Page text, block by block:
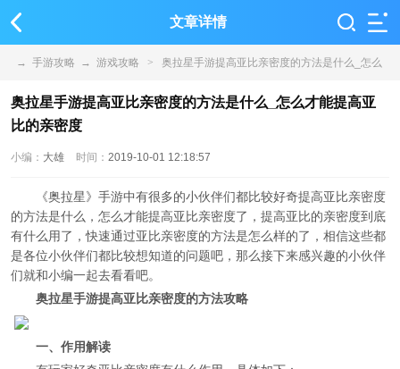
文章详情
→ 手游攻略 → 游戏攻略 > 奥拉星手游提高亚比亲密度的方法是什么_怎么
才能提高亚比的亲密度
奥拉星手游提高亚比亲密度的方法是什么_怎么才能提高亚
比的亲密度
小编： 大雄 时间： 2019-10-01 12:18:57
《奥拉星》手游中有很多的小伙伴们都比较好奇提高亚比亲密度
的方法是什么，怎么才能提高亚比亲密度了，提高亚比的亲密度到底
有什么用了，快速通过亚比亲密度的方法是怎么样的了，相信这些都
是各位小伙伴们都比较想知道的问题吧，那么接下来感兴趣的小伙伴
们就和小编一起去看看吧。
奥拉星手游提高亚比亲密度的方法攻略
一、作用解读